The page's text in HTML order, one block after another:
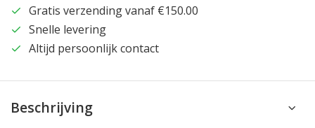
Gratis verzending vanaf €150.00
Snelle levering
Altijd persoonlijk contact
Beschrijving